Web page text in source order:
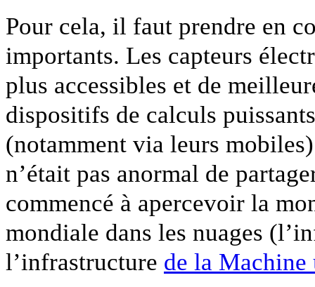
Pour cela, il faut prendre en
importants. Les capteurs
plus accessibles et de
dispositifs de calculs
(notamment via leurs
n’était pas anormal de
commencé à apercevoir la
mondiale dans les nuages
l’infrastructure de la